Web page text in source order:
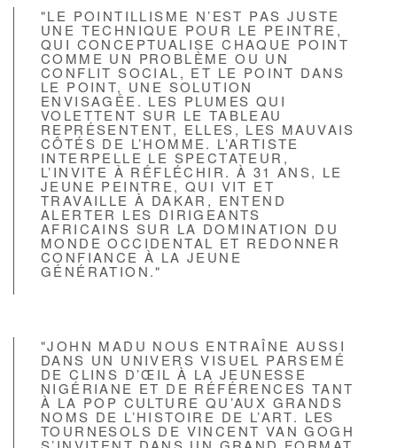
"LE POINTILLISME N’EST PAS JUSTE
UNE TECHNIQUE POUR LE PEINTRE,
QUI CONCEPTUALISE CHAQUE POINT
COMME UN PROBLÈME OU UN
CONFLIT SOCIAL, ET LE POINT DANS
LE POINT, UNE SOLUTION
ENVISAGÉE. LES PLUMES QUI
VOLETTENT SUR LE TABLEAU
REPRÉSENTENT, ELLES, LES MAUVAIS
CÔTÉS DE L’HOMME. L’ARTISTE
INTERPELLE LE SPECTATEUR,
L’INVITE À RÉFLÉCHIR. À 31 ANS, LE
JEUNE PEINTRE, QUI VIT ET
TRAVAILLE À DAKAR, ENTEND
ALERTER LES DIRIGEANTS
AFRICAINS SUR LA DOMINATION DU
MONDE OCCIDENTAL ET REDONNER
CONFIANCE À LA JEUNE
GÉNÉRATION."
"JOHN MADU NOUS ENTRAÎNE AUSSI
DANS UN UNIVERS VISUEL PARSEMÉ
DE CLINS D’ŒIL À LA JEUNESSE
NIGÉRIANE ET DE RÉFÉRENCES TANT
À LA POP CULTURE QU’AUX GRANDS
NOMS DE L’HISTOIRE DE L’ART. LES
TOURNESOLS DE VINCENT VAN GOGH